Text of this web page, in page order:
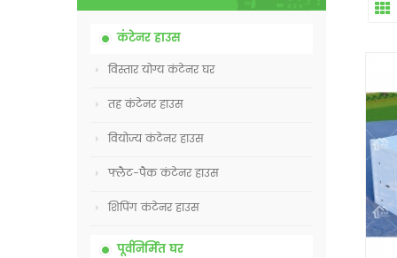
कंटेनर हाउस
विस्तार योग्य कंटेनर घर
तह कंटेनर हाउस
वियोज्य कंटेनर हाउस
फ्लैट-पैक कंटेनर हाउस
शिपिंग कंटेनर हाउस
पूर्वनिर्मित घर